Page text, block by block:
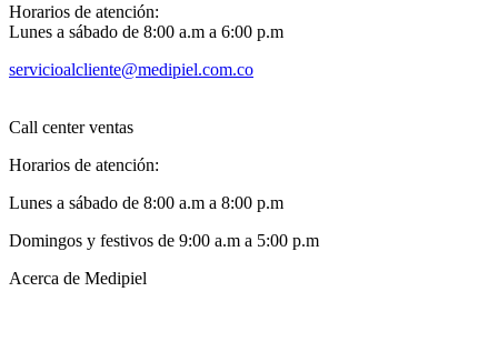
Horarios de atención:
Lunes a sábado de 8:00 a.m a 6:00 p.m
servicioalcliente@medipiel.com.co
Call center ventas
Horarios de atención:
Lunes a sábado de 8:00 a.m a 8:00 p.m
Domingos y festivos de 9:00 a.m a 5:00 p.m
Acerca de Medipiel